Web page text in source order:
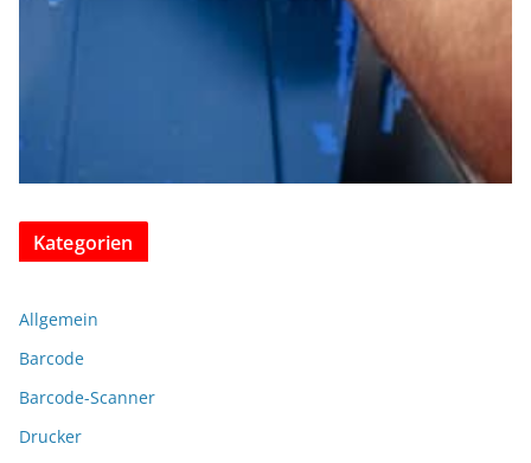
Kategorien
Allgemein
Barcode
Barcode-Scanner
Drucker